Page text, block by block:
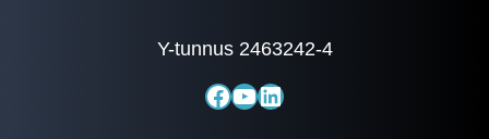
Y-tunnus 2463242-4
Facebook
YouTube
LinkedIn